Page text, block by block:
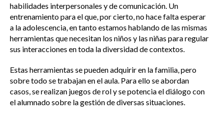
habilidades interpersonales y de comunicación. Un
entrenamiento para el que, por cierto, no hace falta esperar
a la adolescencia, en tanto estamos hablando de las mismas
herramientas que necesitan los niños y las niñas para regular
sus interacciones en toda la diversidad de contextos.
Estas herramientas se pueden adquirir en la familia, pero
sobre todo se trabajan en el aula. Para ello se abordan
casos, se realizan juegos de rol y se potencia el diálogo con
el alumnado sobre la gestión de diversas situaciones.